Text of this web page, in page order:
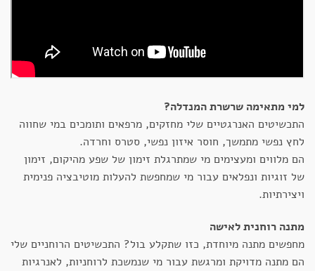
למי מתאימה שרשרת המנדלה?
התכשיטים האנרגטיים שלי מחזקים, מרפאים ותומכים במי שחווה
לחץ נפשי מתמשך, חוסר איזון נפשי, סטרס וחרדה.
הם מלווים ומעצימים מי שמתרגלת זימון של שפע מהיקום, זימון
של זוגיות ונפלאים עבור מי שמחפשת להעלות מוטיבציה פנימית
ויצירתיות.
מתנה רוחנית לאישה
מחפשים מתנה מיוחדת, כזו שתקלע בול? התכשיטים הרוחניים שלי
הם מתנה מדויקת ומרגשת עבור מי שנמשכת לרוחניות, לאנרגיות